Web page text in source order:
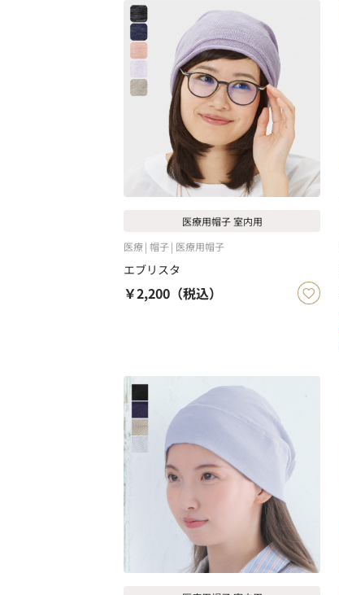
医療用帽子 室内用
医療 帽子 医療用帽子
エブリスタ
￥2,200 （税込）